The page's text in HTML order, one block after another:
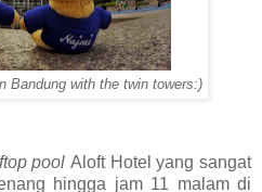
Bandung with the twin towers:)
pool Aloft Hotel yang sangat
hingga jam 11 malam di